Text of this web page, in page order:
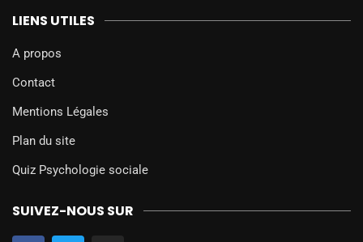
LIENS UTILES
A propos
Contact
Mentions Légales
Plan du site
Quiz Psychologie sociale
SUIVEZ-NOUS SUR